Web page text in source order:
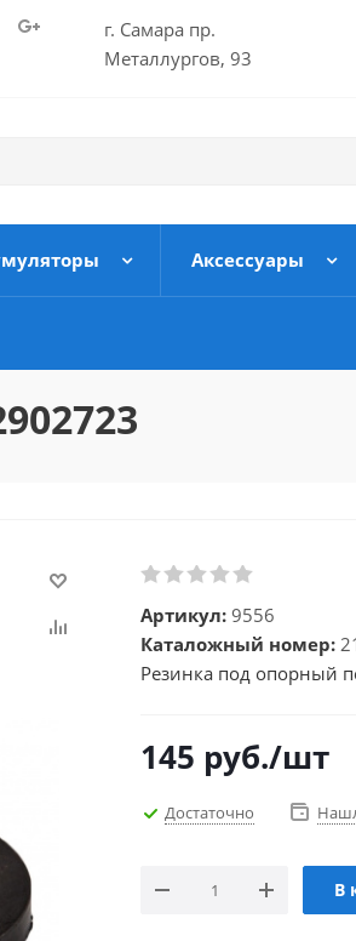
г. Самара пр.
Металлургов, 93
Аксессуары
Артикул: 9556
Каталожный номер:
Резинка под опорный
145 руб./шт
Достаточно
В